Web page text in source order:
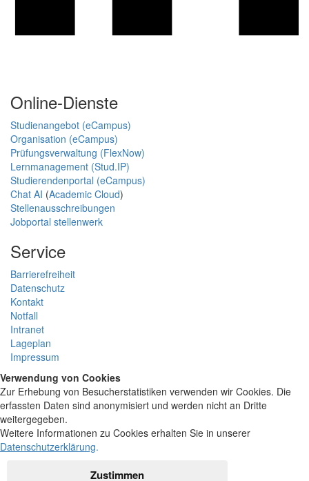
Online-Dienste
Studienangebot (eCampus)
Organisation (eCampus)
Prüfungsverwaltung (FlexNow)
Lernmanagement (Stud.IP)
Studierendenportal (eCampus)
Chat AI (Academic Cloud)
Stellenausschreibungen
Jobportal stellenwerk
Service
Barrierefreiheit
Datenschutz
Kontakt
Notfall
Intranet
Lageplan
Impressum
Verwendung von Cookies
Zur Erhebung von Besucherstatistiken verwenden wir Cookies. Die
erfassten Daten sind anonymisiert und werden nicht an Dritte
weitergegeben.
Weitere Informationen zu Cookies erhalten Sie in unserer
Datenschutzerklärung.
Zustimmen